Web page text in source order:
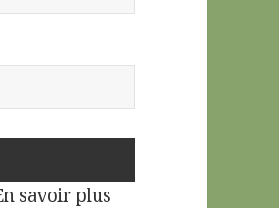
savoir plus